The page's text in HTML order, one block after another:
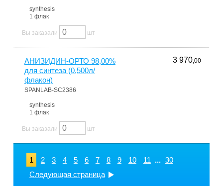
synthesis
1 флак
Вы заказали шт
АНИЗИДИН-ОРТО 98,00%
для синтеза (0,500л/
флакон)
SPANLAB-SC2386
synthesis
1 флак
3 970,00
Вы заказали шт
1 2 3 4 5 6 7 8 9 10 11 ... 30
Следующая страница